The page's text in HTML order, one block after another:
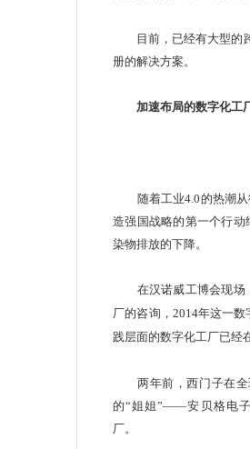
目前，已经有大型的跨
册的解决方案。
加速布局的数字化
随着工业4.0的热潮从
造强国战略的第一个行
染物排放的下降。
在汉诺威工博会现场，
厂的咨询，2014年这一
践层面的数字化工厂已
两年前，西门子在
的“姐姐”——安贝格电
厂。